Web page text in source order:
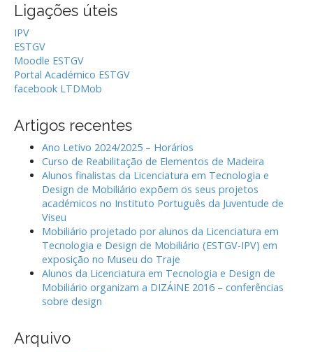
Ligações úteis
IPV
ESTGV
Moodle ESTGV
Portal Académico ESTGV
facebook LTDMob
Artigos recentes
Ano Letivo 2024/2025 – Horários
Curso de Reabilitação de Elementos de Madeira
Alunos finalistas da Licenciatura em Tecnologia e
Design de Mobiliário expõem os seus projetos
académicos no Instituto Português da Juventude de
Viseu
Mobiliário projetado por alunos da Licenciatura em
Tecnologia e Design de Mobiliário (ESTGV-IPV) em
exposição no Museu do Traje
Alunos da Licenciatura em Tecnologia e Design de
Mobiliário organizam a DIZÁINE 2016 – conferências
sobre design
Arquivo